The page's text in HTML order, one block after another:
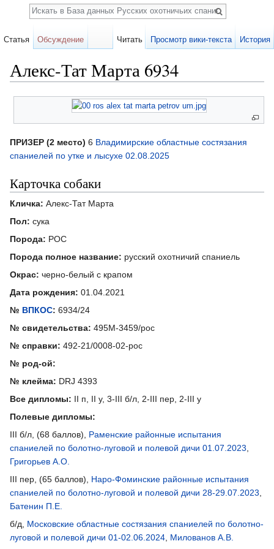
Алекс-Тат Марта 6934
ПРИЗЕР (2 место) 6 Владимирские областные состязания
спаниелей по утке и лысухе 02.08.2025
Карточка собаки
Кличка: Алекс-Тат Марта
Пол: сука
Порода: РОС
Порода полное название: русский охотничий спаниель
Окрас: черно-белый с крапом
Дата рождения: 01.04.2021
№ ВПКОС: 6934/24
№ свидетельства: 495М-3459/рос
№ справки: 492-21/0008-02-рос
№ род-ой:
№ клейма: DRJ 4393
Все дипломы: II п, II у, 3-III б/л, 2-III пер, 2-III у
Полевые дипломы:
III б/л, (68 баллов), Раменские районные испытания
спаниелей по болотно-луговой и полевой дичи 01.07.2023
Григорьев А.О.
III пер, (65 баллов), Наро-Фоминские районные испытания
спаниелей по болотно-луговой и полевой дичи 28-29.07.2023
Батенин П.Е.
б/д, Московские областные состязания спаниелей по болотно-
луговой и полевой дичи 01-02.06.2024 Милованов А.В.
Статья Обсуждение Читать Просмотр вики-текста История
Поиск